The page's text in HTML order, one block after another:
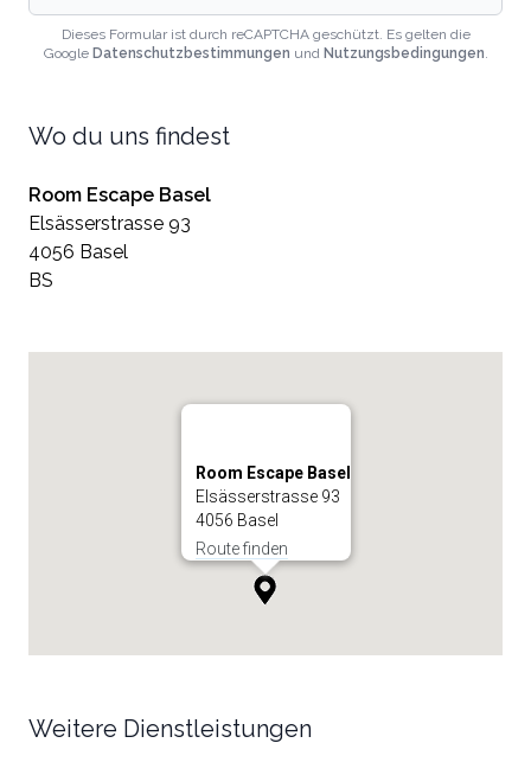
Dieses Formular ist durch reCAPTCHA geschützt. Es gelten die
Google Datenschutzbestimmungen und Nutzungsbedingungen.
Wo du uns findest
Room Escape Basel
Elsässerstrasse 93
4056 Basel
BS
Room Escape Basel
Elsässerstrasse 93
4056 Basel
Route finden
Weitere Dienstleistungen